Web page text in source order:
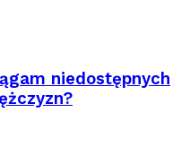
niedostępnych